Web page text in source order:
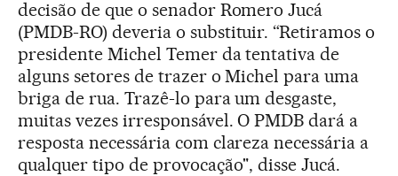
decisão de que o senador Romero Jucá
(PMDB-RO) deveria o substituir. “Retiramos o
presidente Michel Temer da tentativa de
alguns setores de trazer o Michel para uma
briga de rua. Trazê-lo para um desgaste,
muitas vezes irresponsável. O PMDB dará a
resposta necessária com clareza necessária a
qualquer tipo de provocação", disse Jucá.